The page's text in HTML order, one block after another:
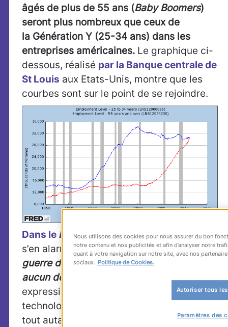
âgés de plus de 55 ans (Baby Boomers)
seront plus nombreux que ceux de
la Génération Y (25-34 ans) dans les
entreprises américaines. Le graphique ci-
dessous, réalisé par la Banque centrale de
St Louis aux Etats-Unis, montre que les
courbes sont sur le point de se rejoindre.
Dans le Business Insider,Matthew O’Brien
s’en alarme :« sur le front de l’emploi, la
guerre des générations va se durcir sans
aucun doute »
Plus modéré dans son
expression, le spécialiste des
technologies RH
tout autant : sans une réaction rapide,
Nous utilisons des cookies pour nous assurer du bon
notre contenu et nos publicités et afin d’analyser notre
quant à votre navigation sur notre site, avec nos
sociaux. Politique de Cookies.
Autoriser tous
Paramètres des